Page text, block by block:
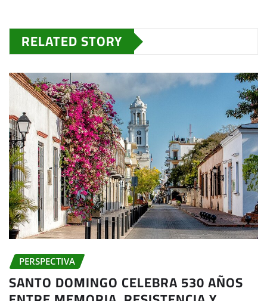
RELATED STORY
PERSPECTIVA
SANTO DOMINGO CELEBRA 530 AÑOS